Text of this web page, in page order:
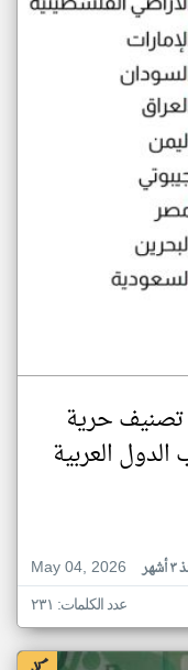
تصنيف حرية
العربية
May 04, 2026
عدد الكلمات: ٢٣١